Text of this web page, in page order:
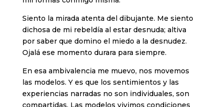
Siento la mirada atenta del dibujante. Me siento
dichosa de mi rebeldía al estar desnuda; altiva
por saber que domino el miedo a la desnudez.
Ojalá ese momento durara para siempre.
En esa ambivalencia me muevo, nos movemos
las modelos. Y es que los sentimientos y las
experiencias narradas no son individuales, son
compartidas. Las modelos vivimos condiciones